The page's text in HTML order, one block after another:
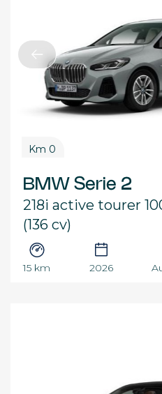
Km 0
BMW Serie 2
218i active tourer
(136 cv)
15 km 2026